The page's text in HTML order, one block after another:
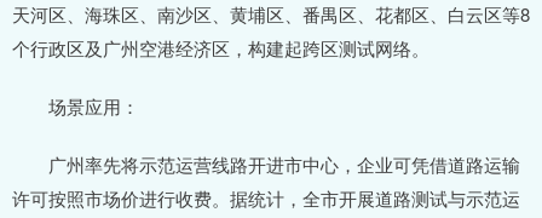
天河区、海珠区、南沙区、黄埔区、番禺区、花都区、白云区等8
个行政区及广州空港经济区，构建起跨区测试网络。
场景应用：
广州率先将示范运营线路开进市中心，企业可凭借道路运输
许可按照市场价进行收费。据统计，全市开展道路测试与示范运